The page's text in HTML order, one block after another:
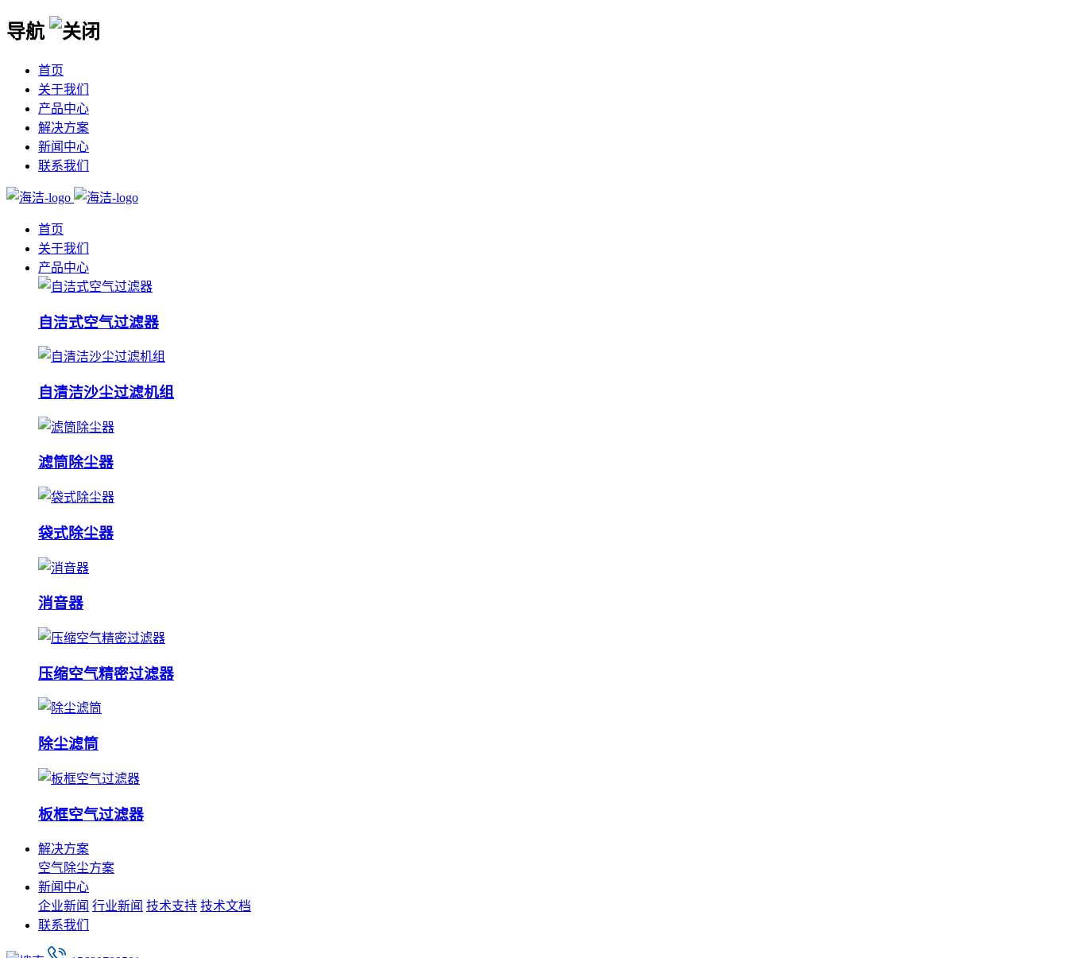
导航
首页
关于我们
产品中心
解决方案
新闻中心
联系我们
首页
关于我们
产品中心
自洁式空气过滤器
自清洁沙尘过滤机组
滤筒除尘器
袋式除尘器
消音器
压缩空气精密过滤器
除尘滤筒
板框空气过滤器
解决方案
空气除尘方案
新闻中心
企业新闻 行业新闻 技术支持 技术文档
联系我们